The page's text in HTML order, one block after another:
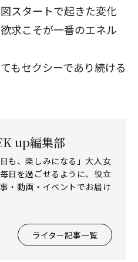
スタートで起きた変化
求こそが一番のエネル
もセクシーであり続ける
up編集部
日も、楽しみになる」大人女
日を過ごせるように、役立
・動画・イベントでお届け
ライター記事一覧